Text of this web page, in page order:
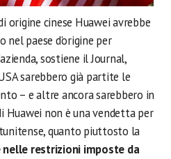
origine cinese Huawei avrebbe
paese d’origine per
sostiene il Journal,
sarebbero già partite le
– e altre ancora sarebbero in
Huawei non è una vendetta per
quanto piuttosto la
nelle restrizioni imposte da